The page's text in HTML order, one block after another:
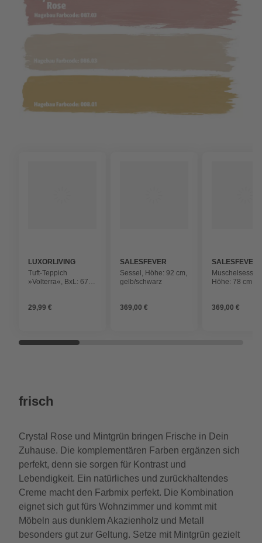
LUXORLIVING
Tuft-Teppich
»Volterra«, BxL: 67 x
29,99 €
SALESFEVER
Sessel, Höhe: 92 cm,
gelb/schwarz
369,00 €
SALESFEVER
Muschelsessel,
Höhe: 78 cm,
369,00 €
frisch
Crystal Rose und Mintgrün bringen Frische in Dein
Zuhause. Die komplementären Farben ergänzen sich
perfekt, denn sie sorgen für Kontrast und
Lebendigkeit. Ein natürliches und zurückhaltendes
Creme macht den Farbmix perfekt. Die Kombination
eignet sich gut fürs Wohnzimmer und kommt mit
Möbeln aus dunklem Akazienholz und Metall
besonders gut zur Geltung. Setze mit Mintgrün gezielt